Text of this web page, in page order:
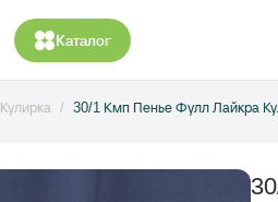
Каталог
Кулирка 30/1 Кмп Пенье Фулл Лайкра